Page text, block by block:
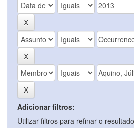
Adicionar filtros:
Utilizar filtros para refinar o